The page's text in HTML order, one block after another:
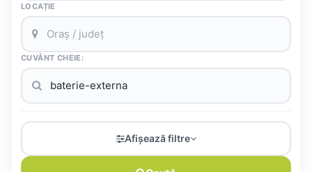
LOCAȚIE
CUVÂNT CHEIE:
Afișează filtre